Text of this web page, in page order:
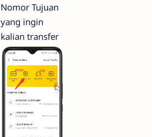
Nomor Tujuan
yang ingin
kalian transfer